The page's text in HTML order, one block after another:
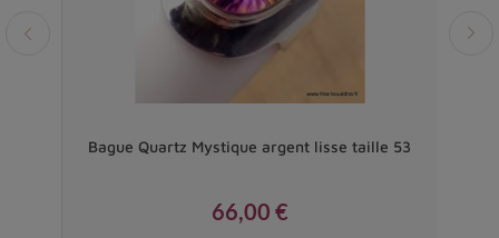
Bague Quartz Mystique argent lisse taille 53
66,00 €